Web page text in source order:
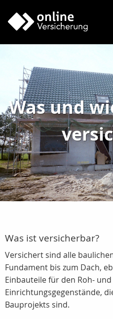
Was und
Was ist versicherbar?
Versichert sind alle
Fundament bis zum Dach,
Einbauteile für den Roh-
Einrichtungsgegenstände,
Bauprojekts sind.